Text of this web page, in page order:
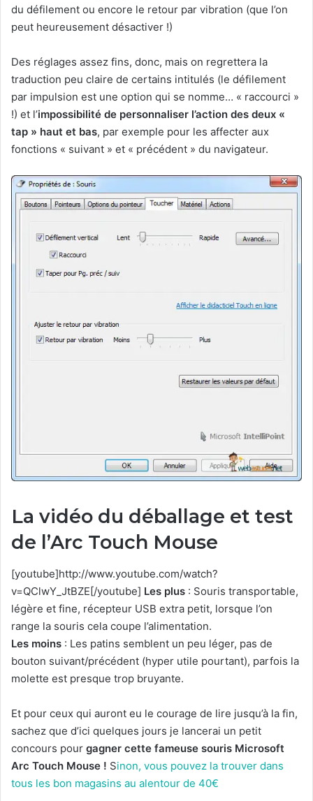
du défilement ou encore le retour par vibration (que l’on
peut heureusement désactiver !)
Des réglages assez fins, donc, mais on regrettera la
traduction peu claire de certains intitulés (le défilement
par impulsion est une option qui se nomme… « raccourci »
!) et l’impossibilité de personnaliser l’action des deux «
tap » haut et bas, par exemple pour les affecter aux
fonctions « suivant » et « précédent » du navigateur.
La vidéo du déballage et test
de l’Arc Touch Mouse
[youtube]http://www.youtube.com/watch?
v=QClwY_JtBZE[/youtube] Les plus : Souris transportable,
légère et fine, récepteur USB extra petit, lorsque l’on
range la souris cela coupe l’alimentation.
Les moins : Les patins semblent un peu léger, pas de
bouton suivant/précédent (hyper utile pourtant), parfois la
molette est presque trop bruyante.
Et pour ceux qui auront eu le courage de lire jusqu’à la fin,
sachez que d’ici quelques jours je lancerai un petit
concours pour gagner cette fameuse souris Microsoft
Arc Touch Mouse ! Sinon, vous pouvez la trouver dans
tous les bon magasins au alentour de 40€